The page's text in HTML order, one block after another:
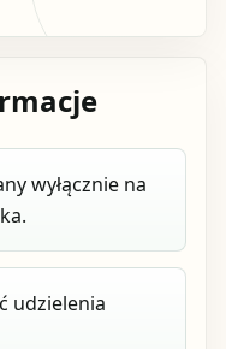
wyłącznie na
udzielenia